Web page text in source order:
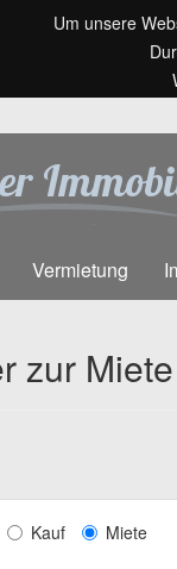
Um unsere
Vermietung
zur
Kauf Miete